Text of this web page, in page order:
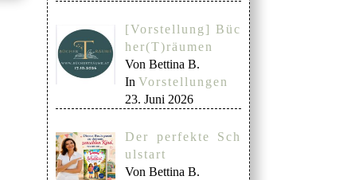
[Vorstellung] Büc
her(T)räumen
Von Bettina B.
In Vorstellungen
23. Juni 2026
Der perfekte Sch
ulstart
Von Bettina B.